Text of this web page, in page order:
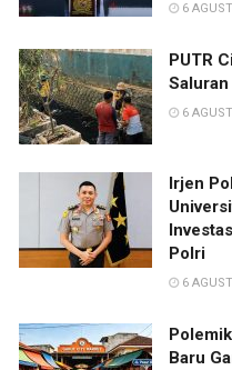
6
PUTR
6
Irjen
Polri
6
Baru